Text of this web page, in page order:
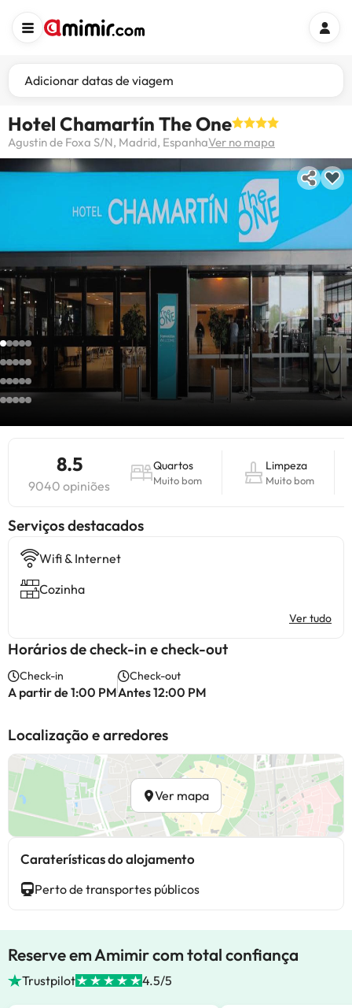
Adicionar datas de viagem
Hotel Chamartín The One
Agustin de Foxa S/N, Madrid, EspanhaVer no mapa
8.5
9040 opiniões
Quartos
Muito bom
Limpeza
Muito bom
Serviços destacados
Wifi & Internet
Cozinha
Ver tudo
Horários de check-in e check-out
Check-in
A partir de 1:00 PM
Check-out
Antes 12:00 PM
Localização e arredores
Ver mapa
Caraterísticas do alojamento
Perto de transportes públicos
Reserve em Amimir com total confiança
Trustpilot 4.5/5